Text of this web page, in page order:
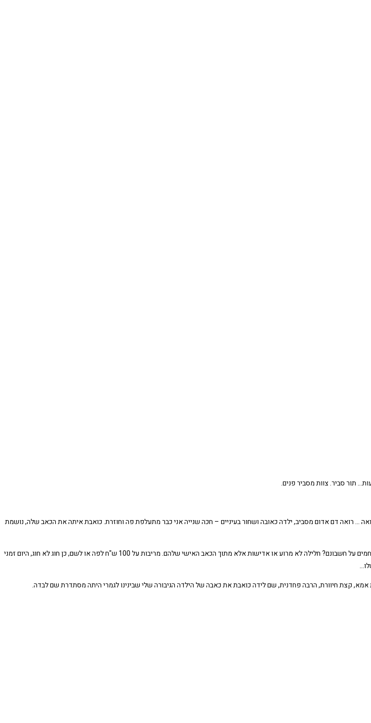
תור סביר. צוות מסביר פנים.
רואה דם אדום מסביב, ילדה כאובה ושחור בעיניים – חכה שנייה אני כבר מתעלפת פה וחוזרת. כואבת איתה את הכאב שלה, נושמת
ואז זה מתחוור לי – איך ההורים האלה שאני פוגשת כל יום לא רואים את הילדים שלהם, את הכאב שלהם ונלחמים על חשבונם? חלילה לא מרוע או אדישות אלא מתוך הכאב האישי שלהם. מריבות על 100 ש"ח לפה או לשם, כן חוג לא חוג, היום זמני
קצת חיוורת, הרבה פחדנית, שם לידה כואבת את כאבה של הילדה הגיבורה שלי שבינינו לגמרי היתה מסתדרת שם לבדה.